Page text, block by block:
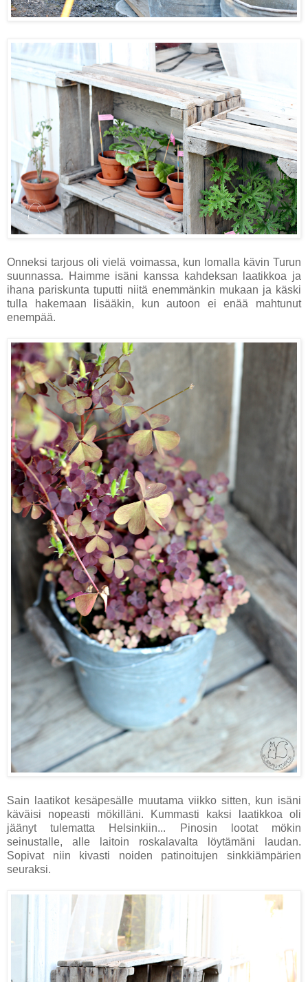
Onneksi tarjous oli vielä voimassa, kun lomalla kävin Turun
suunnassa. Haimme isäni kanssa kahdeksan laatikkoa ja
ihana pariskunta tuputti niitä enemmänkin mukaan ja käski
tulla hakemaan lisääkin, kun autoon ei enää mahtunut
enempää.
Sain laatikot kesäpesälle muutama viikko sitten, kun isäni
käväisi nopeasti mökilläni. Kummasti kaksi laatikkoa oli
jäänyt tulematta Helsinkiin... Pinosin lootat mökin
seinustalle, alle laitoin roskalavalta löytämäni laudan.
Sopivat niin kivasti noiden patinoitujen sinkkiämpärien
seuraksi.